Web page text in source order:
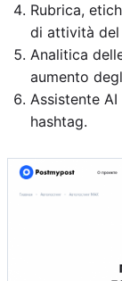
Rubrica,
di attività
Analitica
aumento
Assistente
hashtag.